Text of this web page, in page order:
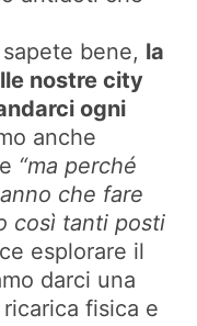
bene, la
nostre city
ogni
anche
“ma perché
che fare
così tanti posti
esplorare il
darci una
fisica e